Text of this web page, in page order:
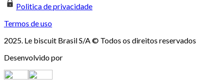
Politica de privacidade
Termos de uso
2025. Le biscuit Brasil S/A © Todos os direitos reservados
Desenvolvido por